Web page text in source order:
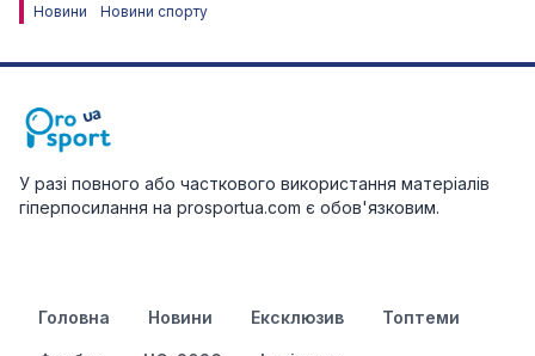
Новини
Новини спорту
У разі повного або часткового використання матеріалів
гіперпосилання на prosportua.com є обов'язковим.
Головна Новини Ексклюзив Топтеми